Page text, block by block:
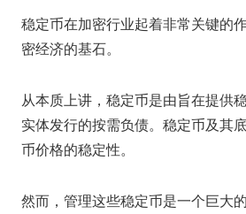
稳定币在加密行业起着非常关键的
密经济的基石。
从本质上讲，稳定币是由旨在提供
实体发行的按需负债。稳定币及其
币价格的稳定性。
然而，管理这些稳定币是一个巨大